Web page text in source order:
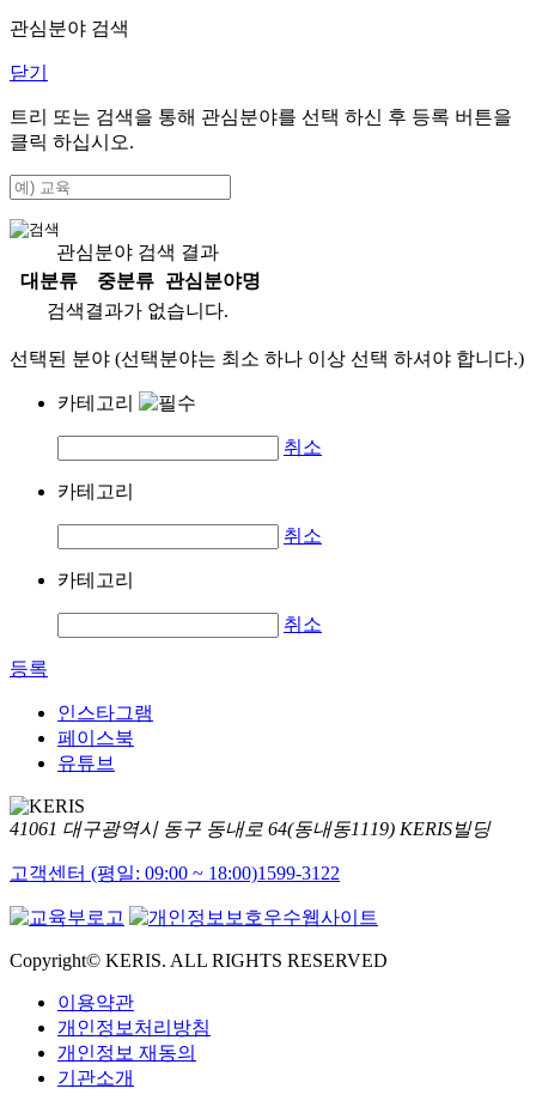
관심분야 검색
닫기
트리 또는 검색을 통해 관심분야를 선택 하신 후 등록 버튼을
클릭 하십시오.
관심분야 검색 결과
대분류
중분류
관심분야명
검색결과가 없습니다.
선택된 분야 (선택분야는 최소 하나 이상 선택 하셔야 합니다.)
카테고리
취소
카테고리
취소
카테고리
취소
등록
인스타그램
페이스북
유튜브
41061 대구광역시 동구 동내로 64(동내동1119) KERIS빌딩
고객센터 (평일: 09:00 ~ 18:00)1599-3122
Copyright© KERIS. ALL RIGHTS RESERVED
이용약관
개인정보처리방침
개인정보 재동의
기관소개